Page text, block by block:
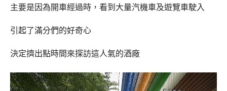
主要是因為開車經過時，看到大量汽機車及遊覽車駛入
引起了滿分們的好奇心
決定擠出點時間來探訪這人氣的酒廠